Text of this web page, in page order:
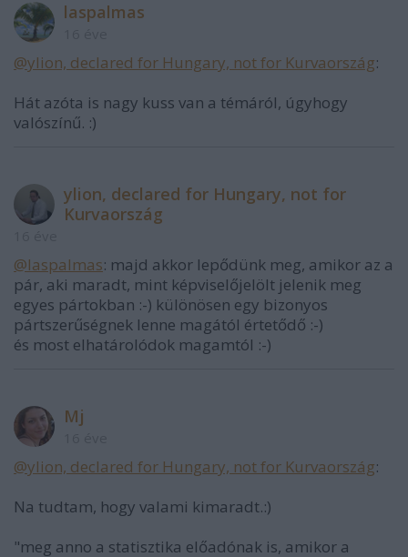
laspalmas
@ylion, declared for Hungary, not for Kurvaország:
Hát azóta is nagy kuss van a témáról, úgyhogy
valószínű. :)
ylion, declared for Hungary, not for
Kurvaország
@laspalmas: majd akkor lepődünk meg, amikor az a
pár, aki maradt, mint képviselőjelölt jelenik meg
egyes pártokban :-) különösen egy bizonyos
pártszerűségnek lenne magától értetődő :-)
és most elhatárolódok magamtól :-)
Mj
@ylion, declared for Hungary, not for Kurvaország:
Na tudtam, hogy valami kimaradt.:)
"meg anno a statisztika előadónak is, amikor a